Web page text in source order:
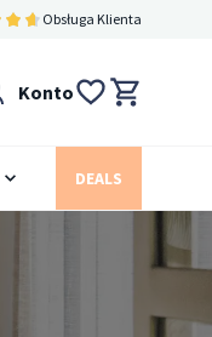
Obsługa Klienta
Konto
DEALS